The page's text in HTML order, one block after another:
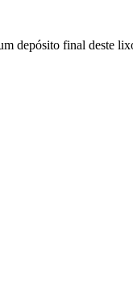
depósito final deste